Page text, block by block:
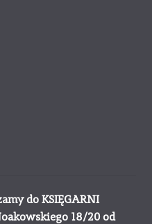
do KSIĘGARNI
18/20 od